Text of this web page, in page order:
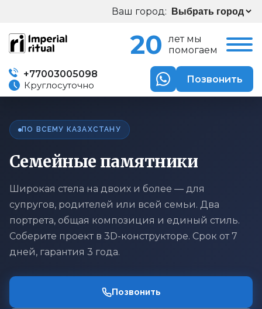
Ваш город:
20
лет мы
помогаем
+77003005098
Круглосуточно
Позвонить
ПО ВСЕМУ КАЗАХСТАНУ
Семейные памятники
Широкая стела на двоих и более — для
супругов, родителей или всей семьи. Два
портрета, общая композиция и единый стиль.
Соберите проект в 3D-конструкторе. Срок от 7
дней, гарантия 3 года.
Позвонить